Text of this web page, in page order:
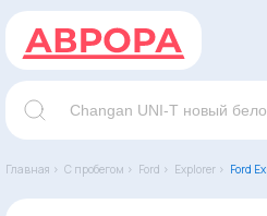
Главная › С пробегом › Ford › Explorer › Ford